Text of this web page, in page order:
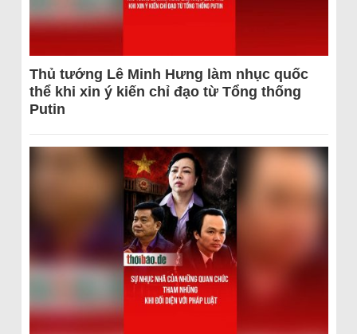
Thủ tướng Lê Minh Hưng làm nhục quốc
thể khi xin ý kiến chỉ đạo từ Tổng thống
Putin